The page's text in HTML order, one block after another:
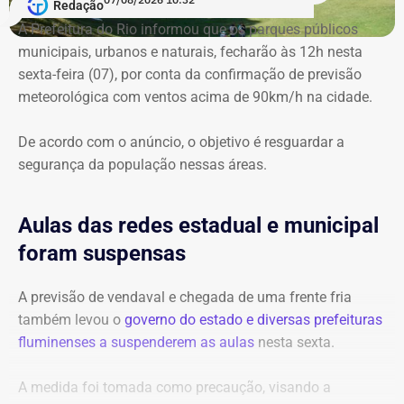
assédio sexual e moral contra bombeiras subordinadas.
Redação
A Prefeitura do Rio informou que os parques públicos
municipais, urbanos e naturais, fecharão às 12h nesta
sexta-feira (07), por conta da confirmação de previsão
meteorológica com ventos acima de 90km/h na cidade.
De acordo com o anúncio, o objetivo é resguardar a
segurança da população nessas áreas.
Aulas das redes estadual e municipal
foram suspensas
A previsão de vendaval e chegada de uma frente fria
também levou o governo do estado e diversas prefeituras
fluminenses a suspenderem as aulas nesta sexta.
A medida foi tomada como precaução, visando a